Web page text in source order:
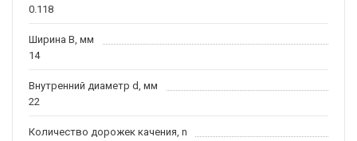
0.118
Ширина B, мм
14
Внутренний диаметр d, мм
22
Количество дорожек качения, n